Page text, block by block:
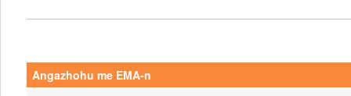
Angazhohu me EMA-n